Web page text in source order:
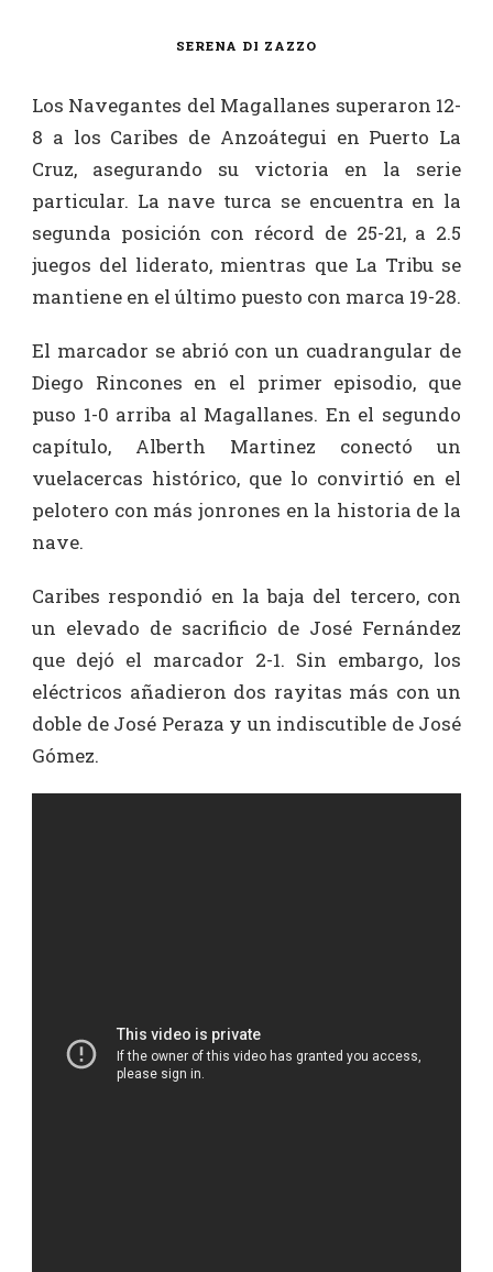
SERENA DI ZAZZO
Los Navegantes del Magallanes superaron 12-
8 a los Caribes de Anzoátegui en Puerto La
Cruz, asegurando su victoria en la serie
particular. La nave turca se encuentra en la
segunda posición con récord de 25-21, a 2.5
juegos del liderato, mientras que La Tribu se
mantiene en el último puesto con marca 19-28.
El marcador se abrió con un cuadrangular de
Diego Rincones en el primer episodio, que
puso 1-0 arriba al Magallanes. En el segundo
capítulo, Alberth Martinez conectó un
vuelacercas histórico, que lo convirtió en el
pelotero con más jonrones en la historia de la
nave.
Caribes respondió en la baja del tercero, con
un elevado de sacrificio de José Fernández
que dejó el marcador 2-1. Sin embargo, los
eléctricos añadieron dos rayitas más con un
doble de José Peraza y un indiscutible de José
Gómez.